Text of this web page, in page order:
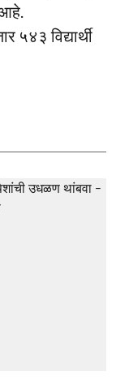
५४३ विद्यार्थी